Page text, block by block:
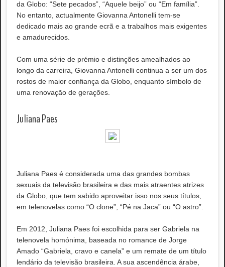
da Globo: “Sete pecados”, “Aquele beijo” ou “Em família”.
No entanto, actualmente Giovanna Antonelli tem-se
dedicado mais ao grande ecrã e a trabalhos mais exigentes
e amadurecidos.
Com uma série de prémio e distinções amealhados ao
longo da carreira, Giovanna Antonelli continua a ser um dos
rostos de maior confiança da Globo, enquanto símbolo de
uma renovação de gerações.
Juliana Paes
Juliana Paes é considerada uma das grandes bombas
sexuais da televisão brasileira e das mais atraentes atrizes
da Globo, que tem sabido aproveitar isso nos seus títulos,
em telenovelas como “O clone”, “Pé na Jaca” ou “O astro”.
Em 2012, Juliana Paes foi escolhida para ser Gabriela na
telenovela homónima, baseada no romance de Jorge
Amado “Gabriela, cravo e canela” e um remate de um título
lendário da televisão brasileira. A sua ascendência árabe,